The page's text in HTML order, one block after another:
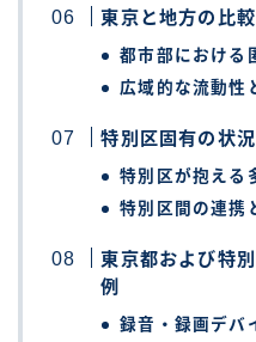
東京と地方の比
都市部における
広域的な流動性
特別区固有の状
特別区が抱える
特別区間の連携
東京都および特
例
録音・録画デバ